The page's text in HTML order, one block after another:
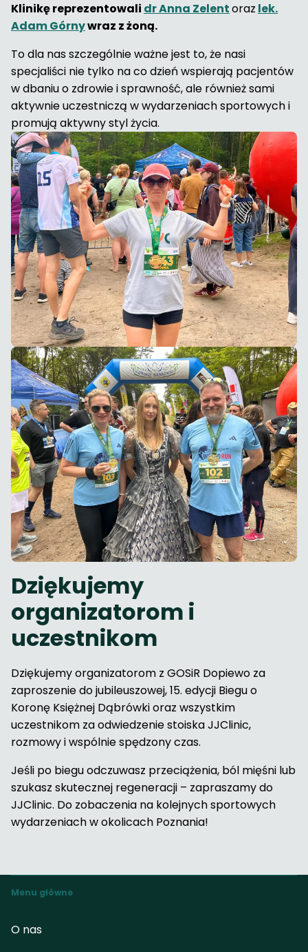
Klinikę reprezentowali dr Anna Zelentoraz lek.
Adam Górnywraz z żoną.
To dla nas szczególnie ważne jest to, że nasi
specjaliści nie tylko na co dzień wspierają pacjentów
w dbaniu o zdrowie i sprawność, ale również sami
aktywnie uczestniczą w wydarzeniach sportowych i
promują aktywny styl życia.
Dziękujemy
organizatorom i
uczestnikom
Dziękujemy organizatorom z GOSiR Dopiewo za
zaproszenie do jubileuszowej, 15. edycji Biegu o
Koronę Księżnej Dąbrówki oraz wszystkim
uczestnikom za odwiedzenie stoiska JJClinic,
rozmowy i wspólnie spędzony czas.
Jeśli po biegu odczuwasz przeciążenia, ból mięśni lub
szukasz skutecznej regeneracji – zapraszamy do
JJClinic. Do zobaczenia na kolejnych sportowych
wydarzeniach w okolicach Poznania!
Menu główne
O nas